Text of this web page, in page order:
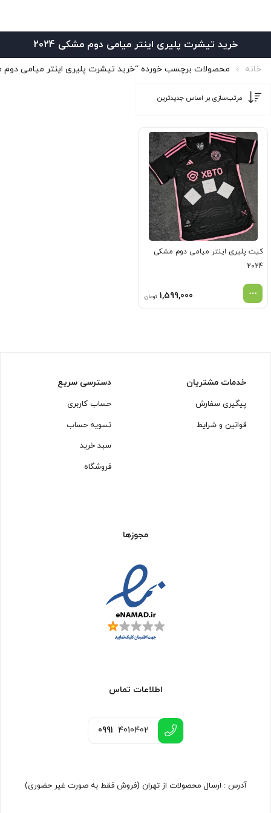
خرید تیشرت پلیری اینتر میامی دوم مشکی 2024
خانه محصولات برچسب خورده “خرید تیشرت پلیری اینتر میامی دوم
کیت پلیری اینتر میامی دوم مشکی
2024
1,599,000 تومان
خدمات مشتریان
پیگیری سفارش
قوانین و شرایط
دسترسی سریع
حساب کاربری
تسویه حساب
سبد خرید
فروشگاه
مجوزها
اطلاعات تماس
0991 4010402
آدرس : ارسال محصولات از تهران (فروش فقط به صورت غیر حضوری)